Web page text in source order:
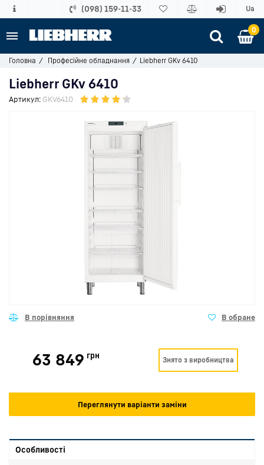
(098) 159-11-33 Ua
0
Головна Професійне обладнання Liebherr GKv 6410
Liebherr GKv 6410
Артикул: GKV6410
63 849 грн Знято з виробництва
Переглянути варіанти заміни
Особливості